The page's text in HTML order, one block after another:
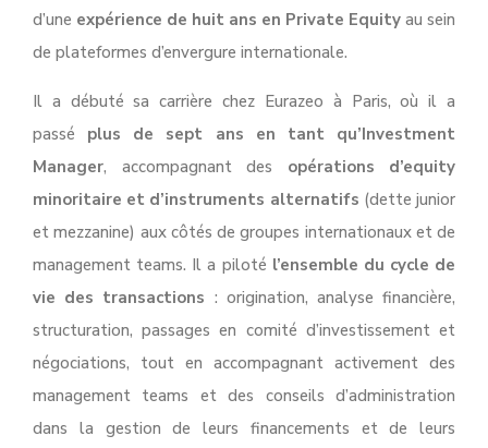
d’une expérience de huit ans en Private Equity au sein
de plateformes d’envergure internationale.
Il a débuté sa carrière chez Eurazeo à Paris, où il a
passé plus de sept ans en tant qu’Investment
Manager, accompagnant des opérations d’equity
minoritaire et d’instruments alternatifs (dette junior
et mezzanine) aux côtés de groupes internationaux et de
management teams. Il a piloté l’ensemble du cycle de
vie des transactions : origination, analyse financière,
structuration, passages en comité d’investissement et
négociations, tout en accompagnant activement des
management teams et des conseils d’administration
dans la gestion de leurs financements et de leurs